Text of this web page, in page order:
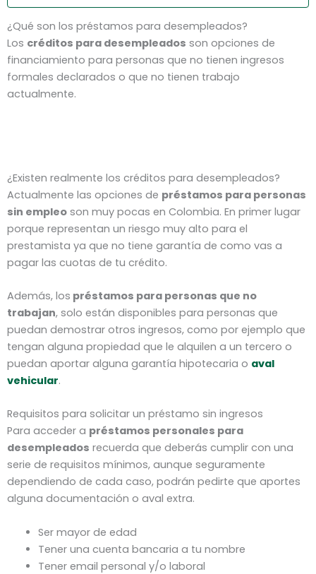
¿Qué son los préstamos para desempleados?
Los créditos para desempleados son opciones de
financiamiento para personas que no tienen ingresos
formales declarados o que no tienen trabajo
actualmente.
¿Existen realmente los créditos para desempleados?
Actualmente las opciones de préstamos para personas
sin empleo son muy pocas en Colombia. En primer lugar
porque representan un riesgo muy alto para el
prestamista ya que no tiene garantía de como vas a
pagar las cuotas de tu crédito.
Además, los préstamos para personas que no
trabajan, solo están disponibles para personas que
puedan demostrar otros ingresos, como por ejemplo que
tengan alguna propiedad que le alquilen a un tercero o
puedan aportar alguna garantía hipotecaria o aval
vehicular.
Requisitos para solicitar un préstamo sin ingresos
Para acceder a préstamos personales para
desempleados recuerda que deberás cumplir con una
serie de requisitos mínimos, aunque seguramente
dependiendo de cada caso, podrán pedirte que aportes
alguna documentación o aval extra.
Ser mayor de edad
Tener una cuenta bancaria a tu nombre
Tener email personal y/o laboral